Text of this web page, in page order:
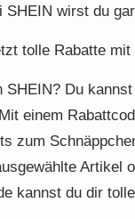
SHEIN wirst du
tolle Rabatte
SHEIN? Du
einem
zum
Artikel
kannst du dir